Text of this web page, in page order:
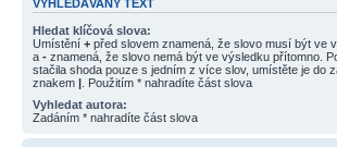
VYHLEDÁVANÝ TEXT
Hledat klíčová slova:
Umístění + před slovem znamená, že slovo musí být ve
a - znamená, že slovo nemá být ve výsledku přítomno.
stačila shoda pouze s jedním z více slov, umístěte je do
znakem | . Použitím * nahradíte část slova
Vyhledat autora:
Zadáním * nahradíte část slova